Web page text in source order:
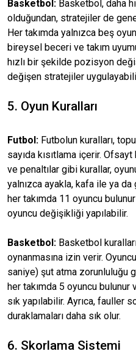
Basketbol: Basketbol, daha
olduğundan, stratejiler de
Her takımda yalnızca beş
bireysel beceri ve takım
hızlı bir şekilde pozisyon
değişen stratejiler
5. Oyun Kuralları
Futbol: Futbolun kuralları,
sayıda kısıtlama içerir.
ve penaltılar gibi kurallar,
yalnızca ayakla, kafa ile ya
her takımda 11 oyuncu
oyuncu değişikliği yapılabilir.
Basketbol: Basketbol
oynanmasına izin verir.
saniye) şut atma zorunluluğu
her takımda 5 oyuncu
sık yapılabilir. Ayrıca, fauller
duraklamaları daha sık olur.
6. Skorlama Sistemi